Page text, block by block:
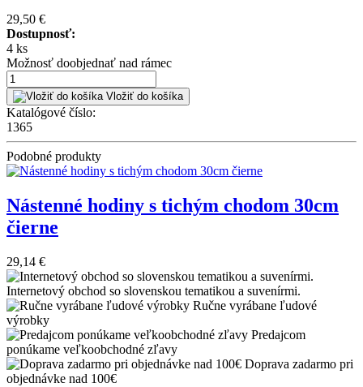
29,50 €
Dostupnosť:
4 ks
Možnosť doobjednať nad rámec
Vložiť do košíka
Katalógové číslo:
1365
Podobné produkty
Nástenné hodiny s tichým chodom 30cm
čierne
29,14 €
Internetový obchod so slovenskou tematikou a suvenírmi.
Ručne vyrábane ľudové
výrobky
Predajcom
ponúkame veľkoobchodné zľavy
Doprava zadarmo pri
objednávke nad 100€